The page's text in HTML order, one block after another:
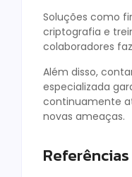
Soluções como
criptografia e
colaboradores
Além disso,
especializada
continuamente
novas ameaças.